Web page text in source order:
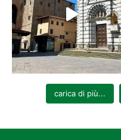
carica di più...